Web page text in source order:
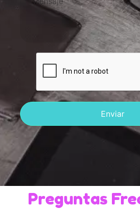
Enviar
Preguntas